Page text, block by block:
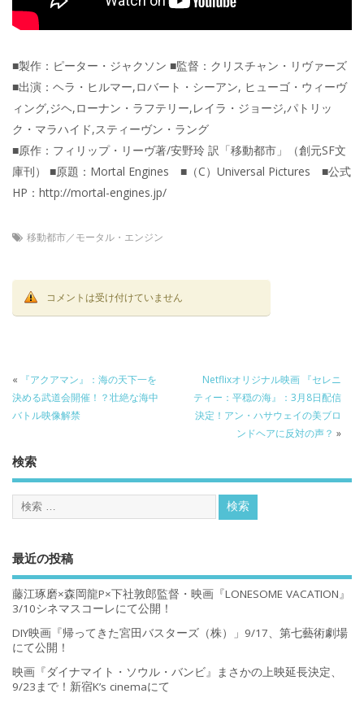
■製作：ピーター・ジャクソン ■監督：クリスチャン・リヴァーズ
■出演：ヘラ・ヒルマー,ロバート・シーアン, ヒューゴ・ウィーヴ
ィング,ジヘ,ローナン・ラフテリー,レイラ・ジョージ,パトリッ
ク・マラハイド,スティーヴン・ラング
■原作：フィリップ・リーヴ著/安野玲 訳「移動都市」（創元SF文
庫刊） ■原題：Mortal Engines ■（C）Universal Pictures ■公式
HP：http://mortal-engines.jp/
移動都市／モータル・エンジン
コメントは受け付けていません
«
『アクアマン』：海の天下一を
決める武道会開催！？壮絶な海中
バトル映像解禁
Netflixオリジナル映画 『セレニ
ティー：平穏の海』：3月8日配信
決定！アン・ハサウェイの美ブロ
ンドヘアに反対の声？ »
検索
最近の投稿
藤江琢磨×森岡龍P×下社敦郎監督・映画『LONESOME VACATION』
3/10シネマスコーレにて公開！
DIY映画『帰ってきた宮田バスターズ（株）」9/17、第七藝術劇場
にて公開！
映画『ダイナマイト・ソウル・バンビ』まさかの上映延長決定、
9/23まで！新宿K’s cinemaにて